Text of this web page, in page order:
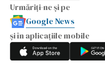
Urmăriți-ne și pe
Google News
și în aplicațiile mobile